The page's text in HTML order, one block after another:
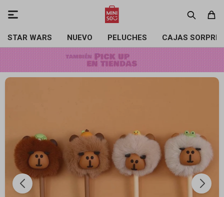
STAR WARS NUEVO PELUCHES CAJAS
